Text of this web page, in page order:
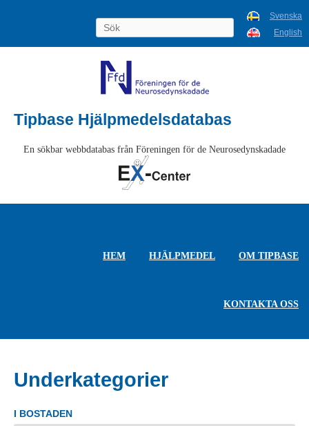
Svenska
English
Tipbase Hjälpmedelsdatabas
En sökbar webbdatabas från Föreningen för de Neurosedynskadade
HEM HJÄLPMEDEL OM TIPBASE
KONTAKTA OSS
Underkategorier
I BOSTADEN